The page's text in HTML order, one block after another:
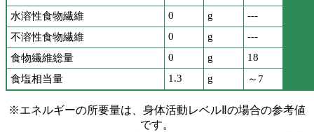
水溶性食物繊維
0 g
---
不溶性食物繊維
0 g
---
食物繊維総量
0 g
18
食塩相当量
1.3 g ～7
※エネルギーの所要量は、身体活動レベルⅡの場合の参考値
です。